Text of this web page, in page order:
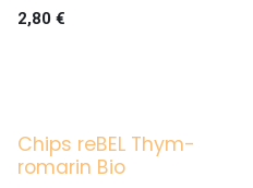
2,80€
Chips reBEL Thym-
romarin Bio